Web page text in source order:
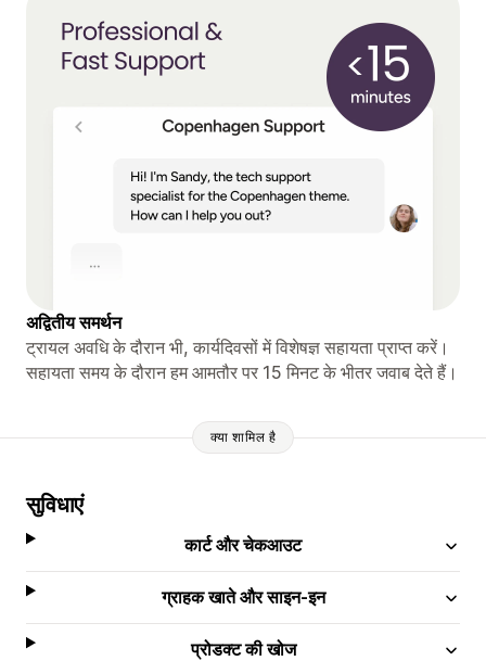
अद्वितीय समर्थन
ट्रायल अवधि के दौरान भी, कार्यदिवसों में विशेषज्ञ सहायता प्राप्त करें।
सहायता समय के दौरान हम आमतौर पर 15 मिनट के भीतर जवाब देते हैं।
क्या शामिल है
सुविधाएं
कार्ट और चेकआउट
ग्राहक खाते और साइन-इन
प्रोडक्ट की खोज